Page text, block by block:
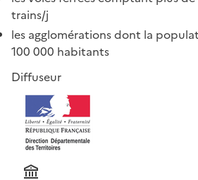
trains/j
les agglomérations dont la
100 000 habitants
Diffuseur